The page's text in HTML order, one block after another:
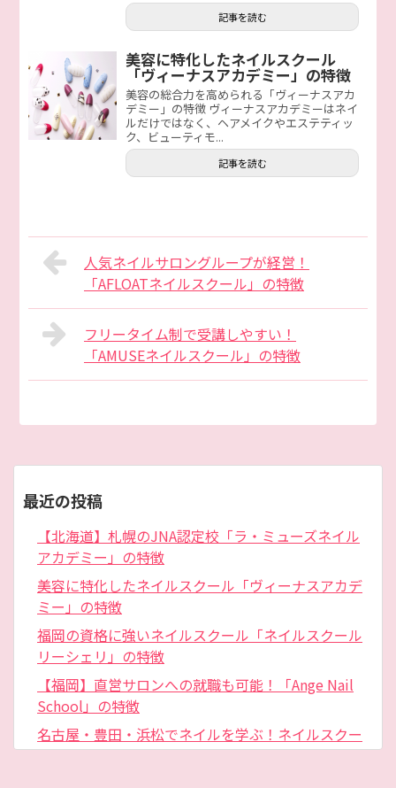
記事を読む
美容に特化したネイルスクール
「ヴィーナスアカデミー」の特徴
美容の総合力を高められる「ヴィーナスアカ
デミー」の特徴 ヴィーナスアカデミーはネイ
ルだけではなく、ヘアメイクやエステティッ
ク、ビューティモ...
記事を読む
人気ネイルサロングループが経営！
「AFLOATネイルスクール」の特徴
フリータイム制で受講しやすい！
「AMUSEネイルスクール」の特徴
最近の投稿
【北海道】札幌のJNA認定校「ラ・ミューズネイル
アカデミー」の特徴
美容に特化したネイルスクール「ヴィーナスアカデ
ミー」の特徴
福岡の資格に強いネイルスクール「ネイルスクール
リーシェリ」の特徴
【福岡】直営サロンへの就職も可能！「Ange Nail
School」の特徴
名古屋・豊田・浜松でネイルを学ぶ！ネイルスクー
ル「NAILX」の特徴